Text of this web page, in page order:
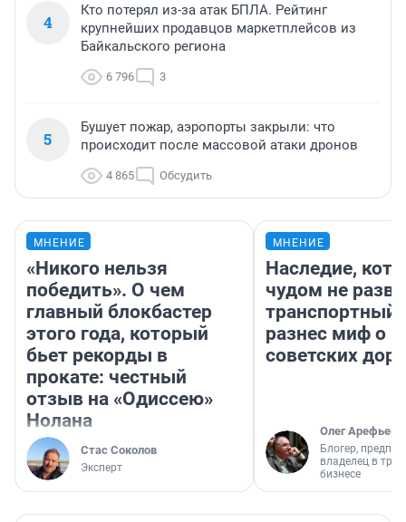
4
Кто потерял из-за атак БПЛА. Рейтинг
крупнейших продавцов маркетплейсов из
Байкальского региона
6 796 3
5
Бушует пожар, аэропорты закрыли: что
происходит после массовой атаки дронов
4 865 Обсудить
МНЕНИЕ
«Никого нельзя
победить». О чем
главный блокбастер
этого года, который
бьет рекорды в
прокате: честный
отзыв на «Одиссею»
Нолана
Стас Соколов
Эксперт
МНЕНИЕ
Наследие,
чудом не
транспортный
разнес миф о
советских
Олег Арефьев
Блогер,
владелец в
бизнесе